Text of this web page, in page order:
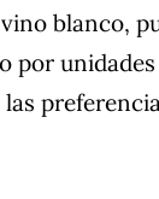
blanco,
por